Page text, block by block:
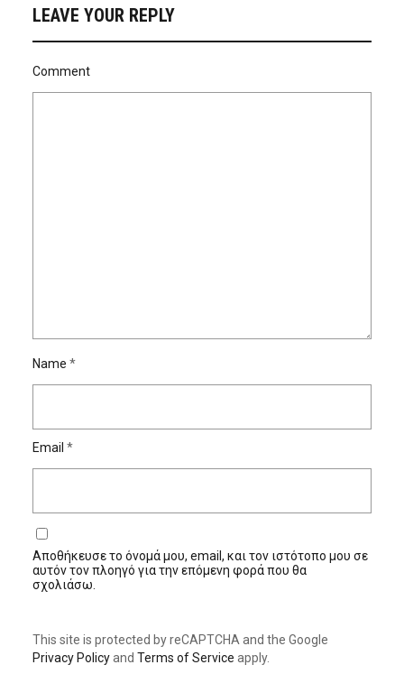
LEAVE YOUR REPLY
Comment
Name *
Email *
Αποθήκευσε το όνομά μου, email, και τον ιστότοπο μου σε
αυτόν τον πλοηγό για την επόμενη φορά που θα
σχολιάσω.
This site is protected by reCAPTCHA and the Google
Privacy Policyand Terms of Service apply.